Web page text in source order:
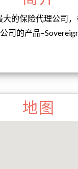
的保险代理公司
司的产品
地图